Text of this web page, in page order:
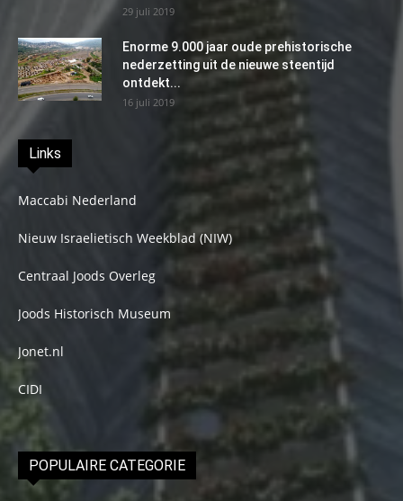
29 juli 2019
Enorme 9.000 jaar oude prehistorische
nederzetting uit de nieuwe steentijd
ontdekt...
16 juli 2019
Links
Maccabi Nederland
Nieuw Israelietisch Weekblad (NIW)
Centraal Joods Overleg
Joods Historisch Museum
Jonet.nl
CIDI
POPULAIRE CATEGORIE